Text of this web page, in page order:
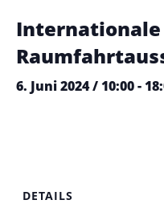
6. Juni 2024 / 10:00-
DETAILS